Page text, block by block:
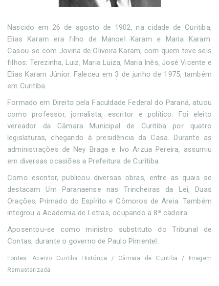
Nascido em 26 de agosto de 1902, na cidade de Curitiba,
Elias Karam era filho de Manoel Karam e Maria Karam.
Casou-se com Jovina de Oliveira Karam, com quem teve seis
filhos: Terezinha, Luiz, Maria Luiza, Maria Inês, José Vicente e
Elias Karam Júnior. Faleceu em 3 de junho de 1975, também
em Curitiba.
Formado em Direito pela Faculdade Federal do Paraná, atuou
como professor, jornalista, escritor e político. Foi eleito
vereador da Câmara Municipal de Curitiba por quatro
legislaturas, chegando à presidência da Casa. Durante as
administrações de Ney Braga e Ivo Arzua Pereira, assumiu
em diversas ocasiões a Prefeitura de Curitiba.
Como escritor, publicou diversas obras, entre as quais se
destacam Um Paranaense nas Trincheiras da Lei, Duas
Orações, Primado do Espírito e Cômoros de Areia. Também
integrou a Academia de Letras, ocupando a 8ª cadeira.
Aposentou-se como ministro substituto do Tribunal de
Contas, durante o governo de Paulo Pimentel.
Fontes: Acervo Curitiba Histórica / Câmara de Curitiba / Imagem
Remasterizada